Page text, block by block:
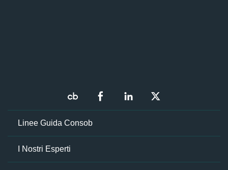
Linee Guida Consob
I Nostri Esperti